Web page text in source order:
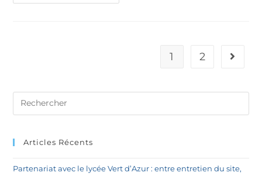
1 2
Articles Récents
Partenariat avec le lycée Vert d’Azur : entre entretien du site,